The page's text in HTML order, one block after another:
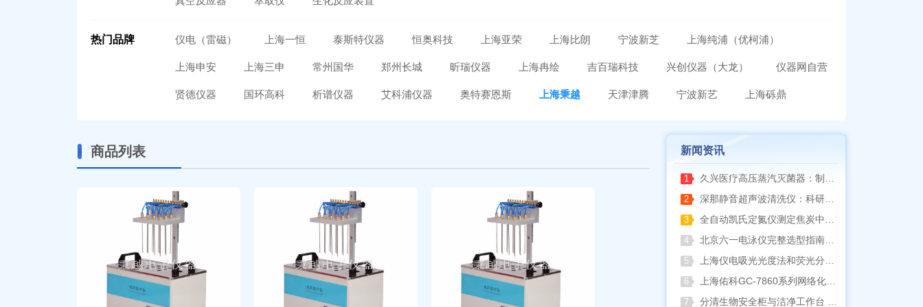
热门品牌 仪电（雷磁） 上海一恒 泰斯特仪器 恒奥科技 上海亚荣 上海比朗 宁波新芝 上海纯浦（优柯浦）
上海申安 上海三申 常州国华 郑州长城 昕瑞仪器 上海冉绘 吉百瑞科技 兴创仪器（大龙） 仪器网自营
贤德仪器 国环高科 析谱仪器 艾科浦仪器 奥特赛恩斯 上海秉越 天津津腾 宁波新艺 上海砾鼎
商品列表 新闻资讯
1 久兴医疗高压蒸汽灭菌器：制药科研灭菌的可靠之选
2 深那静音超声波清洗仪：科研洁净新标准，安静高效更安心
3 全自动凯氏定氮仪测定焦炭中氮 上海纤检助力焦化行业精准检测
4 北京六一电泳仪完整选型指南（分电泳槽 + 电源两大模块，按实验场景直接匹配）
5 上海仪电吸光光度法和荧光分析法的异同
6 上海佑科GC-7860系列网络化气相色谱仪
7 分清生物安全柜与洁净工作台 苏州安泰科普两类设备差异